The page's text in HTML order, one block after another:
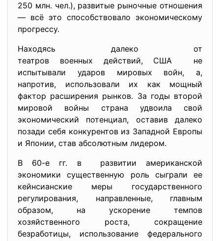
250 млн. чел.), развитые рыночные отношения
— всё это способствовало экономическому
прогрессу.
Находясь далеко от
театров военных действий, США не
испытывали ударов мировых войн, а,
напротив, использовали их как мощный
фактор расширения рынков. За годы второй
мировой войны страна удвоила свой
экономический потенциал, оставив далеко
позади себя конкурентов из Западной Европы
и Японии, став абсолютным лидером.
В 60-е гг. в развитии американской
экономики существенную роль сыграли ее
кейнсианские меры государственного
регулирования, направленные, главным
образом, на ускорение темпов
хозяйственного роста, сокращение
безработицы, использование федерального